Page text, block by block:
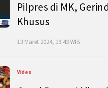
Pilpres di MK,
Khusus
13 Maret 2024, 19:43 WIB
Video